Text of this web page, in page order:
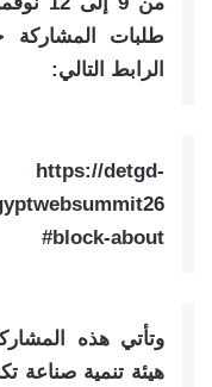
الرابط التالي:
https://detgd-
#block-about
وتأتي هذه
هيئة تنمية صناعة